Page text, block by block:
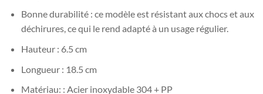
Bonne durabilité : ce modèle est résistant aux chocs et aux
déchirures, ce qui le rend adapté à un usage régulier.
Hauteur : 6.5 cm
Longueur : 18.5 cm
Matériau: : Acier inoxydable 304 + PP